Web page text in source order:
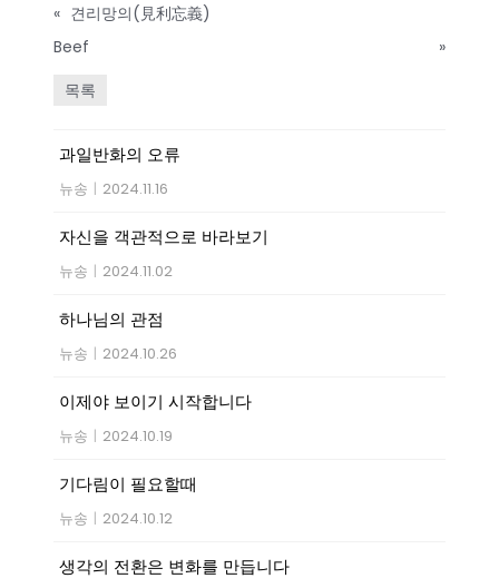
« 견리망의(見利忘義)
Beef
»
목록
과일반화의 오류
뉴송 | 2024.11.16
자신을 객관적으로 바라보기
뉴송 | 2024.11.02
하나님의 관점
뉴송 | 2024.10.26
이제야 보이기 시작합니다
뉴송 | 2024.10.19
기다림이 필요할때
뉴송 | 2024.10.12
생각의 전환은 변화를 만듭니다